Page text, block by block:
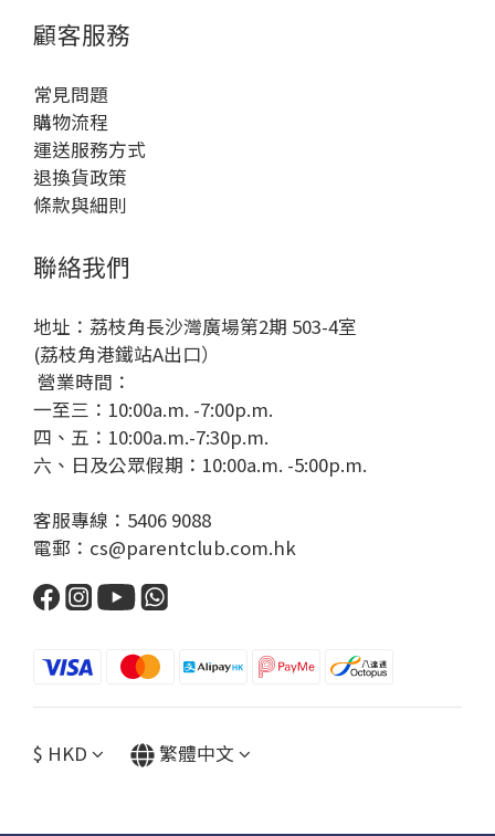
顧客服務
常見問題
購物流程
運送服務方式
退換貨政策
條款與細則
聯絡我們
地址：荔枝角長沙灣廣場第2期 503-4室
(荔枝角港鐵站A出口）
營業時間：
一至三：10:00a.m. -7:00p.m.
四、五：10:00a.m.-7:30p.m.
六、日及公眾假期：10:00a.m. -5:00p.m.
客服專線：5406 9088
電郵：cs@parentclub.com.hk
$ HKD 繁體中文